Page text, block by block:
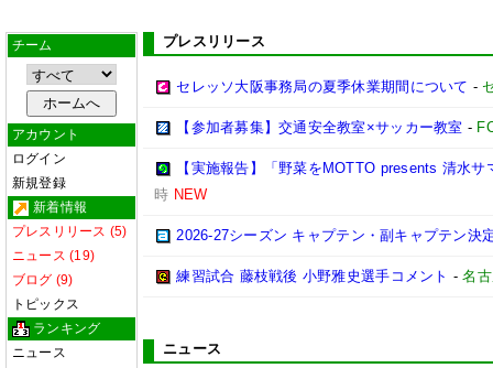
チーム
アカウント
ログイン
新規登録
新着情報
プレスリリース (5)
ニュース (19)
ブログ (9)
トピックス
ランキング
ニュース
プレスリリース
セレッソ大阪事務局の夏季休業期間について -
【参加者募集】交通安全教室×サッカー教室 -
【実施報告】「野菜をMOTTO presents 清水
時 NEW
2026-27シーズン キャプテン・副キャプテン決
練習試合 藤枝戦後 小野雅史選手コメント -名
ニュース